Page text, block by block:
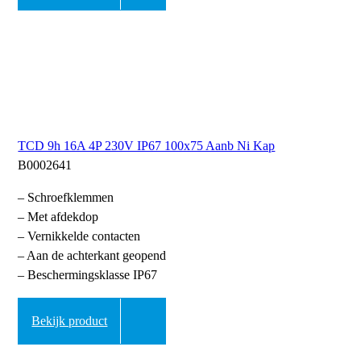
TCD 9h 16A 4P 230V IP67 100x75 Aanb Ni Kap
B0002641
– Schroefklemmen
– Met afdekdop
– Vernikkelde contacten
– Aan de achterkant geopend
– Beschermingsklasse IP67
Bekijk product